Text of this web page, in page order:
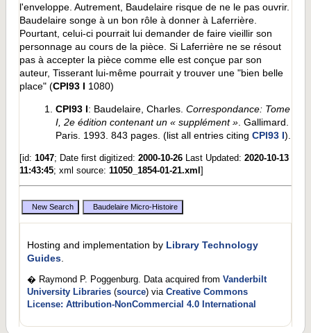
l'enveloppe. Autrement, Baudelaire risque de ne le pas ouvrir.
Baudelaire songe à un bon rôle à donner à Laferrière.
Pourtant, celui-ci pourrait lui demander de faire vieillir son
personnage au cours de la pièce. Si Laferrière ne se résout
pas à accepter la pièce comme elle est conçue par son
auteur, Tisserant lui-même pourrait y trouver une "bien belle
place" (CPl93 I 1080)
CPl93 I: Baudelaire, Charles. Correspondance: Tome
I, 2e édition contenant un « supplément » . Gallimard.
Paris. 1993. 843 pages. (list all entries citing CPl93 I).
[id: 1047; Date first digitized: 2000-10-26 Last Updated: 2020-10-13
11:43:45; xml source: 11050_1854-01-21.xml]
Hosting and implementation by Library Technology
Guides
� Raymond P. Poggenburg. Data acquired from Vanderbilt
University Libraries (source) via Creative Commons
License: Attribution-NonCommercial 4.0 International